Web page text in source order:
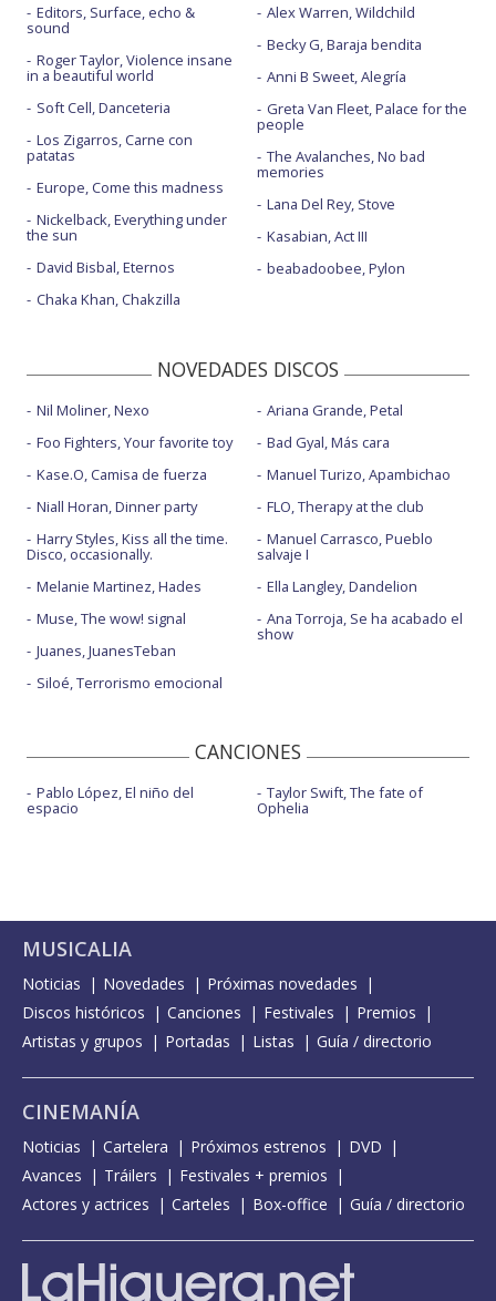
Editors, Surface, echo &
sound
Roger Taylor, Violence insane
in a beautiful world
Soft Cell, Danceteria
Los Zigarros, Carne con
patatas
Europe, Come this madness
Nickelback, Everything under
the sun
David Bisbal, Eternos
Chaka Khan, Chakzilla
Alex Warren, Wildchild
Becky G, Baraja bendita
Anni B Sweet, Alegría
Greta Van Fleet, Palace for the
people
The Avalanches, No bad
memories
Lana Del Rey, Stove
Kasabian, Act III
beabadoobee, Pylon
NOVEDADES DISCOS
Nil Moliner, Nexo
Foo Fighters, Your favorite toy
Kase.O, Camisa de fuerza
Niall Horan, Dinner party
Harry Styles, Kiss all the time.
Disco, occasionally.
Melanie Martinez, Hades
Muse, The wow! signal
Juanes, JuanesTeban
Siloé, Terrorismo emocional
Ariana Grande, Petal
Bad Gyal, Más cara
Manuel Turizo, Apambichao
FLO, Therapy at the club
Manuel Carrasco, Pueblo
salvaje I
Ella Langley, Dandelion
Ana Torroja, Se ha acabado el
show
CANCIONES
Pablo López, El niño del
espacio
Taylor Swift, The fate of
Ophelia
MUSICALIA
Noticias Novedades
Próximas novedades
Discos históricos
Canciones Festivales
Premios
Artistas y grupos
Portadas Listas Guía / directorio
CINEMANÍA
Noticias Cartelera Próximos estrenos
DVD
Avances
Tráilers
Festivales + premios
Actores y actrices
Carteles Box-office Guía / directorio